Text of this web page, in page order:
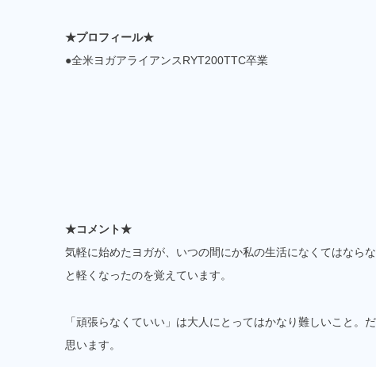
★プロフィール★
●全米ヨガアライアンスRYT200TTC卒業
★コメント★
気軽に始めたヨガが、いつの間にか私の生活になくてはなら
と軽くなったのを覚えています。
「頑張らなくていい」は大人にとってはかなり難しいこと
思います。